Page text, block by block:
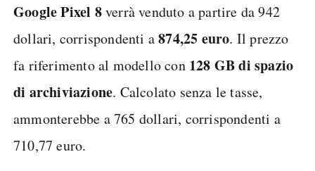
Google Pixel 8verrà venduto a partire da 942
dollari, corrispondenti a874,25 euro. Il prezzo
fa riferimento al modello con 128 GB di spazio
di archiviazione. Calcolato senza le tasse,
ammonterebbe a 765 dollari, corrispondenti a
710,77 euro.